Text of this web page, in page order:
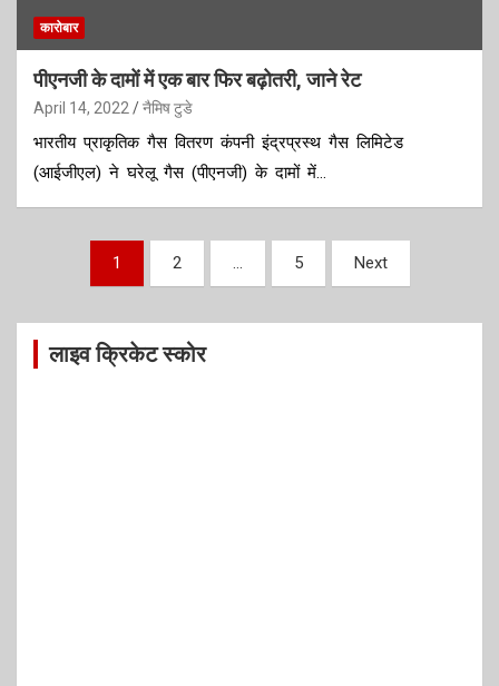
कारोबार
पीएनजी के दामों में एक बार फिर बढ़ोतरी, जाने रेट
April 14, 2022 नैमिष टुडे
भारतीय प्राकृतिक गैस वितरण कंपनी इंद्रप्रस्थ गैस लिमिटेड
(आईजीएल) ने घरेलू गैस (पीएनजी) के दामों में…
pagination
1 2 … 5 Next
लाइव क्रिकेट स्कोर